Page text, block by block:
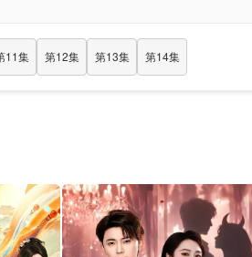
11集 第12集 第13集 第14集